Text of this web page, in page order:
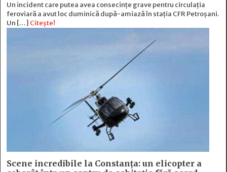
Un incident care putea avea consecințe grave pentru circulația
feroviară a avut loc duminică după-amiază în stația CFR Petroșani.
Un […] Citește!
Scene incredibile la Constanța: un elicopter a